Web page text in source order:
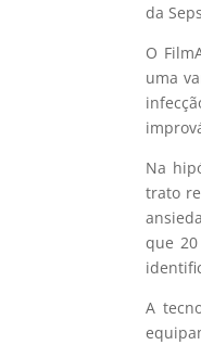
da
O
uma
Na
trato
que
A